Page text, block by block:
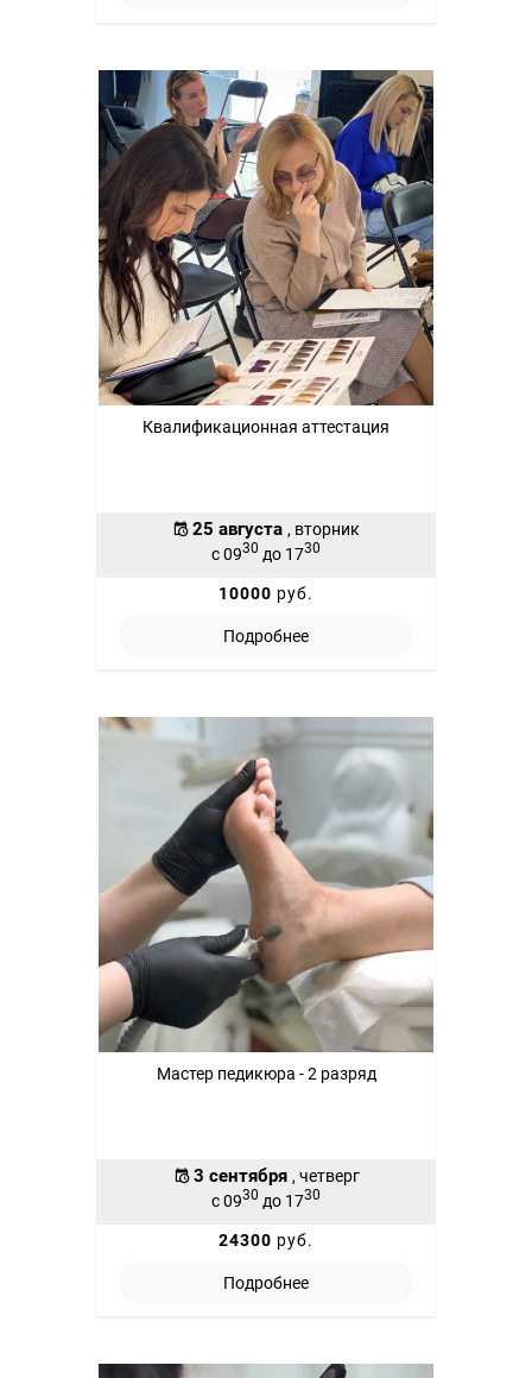
Квалификационная аттестация
25 августа , вторник
с 0930 до 1730
10000 руб.
Подробнее
Мастер педикюра - 2 разряд
3 сентября , четверг
с 0930 до 1730
24300 руб.
Подробнее